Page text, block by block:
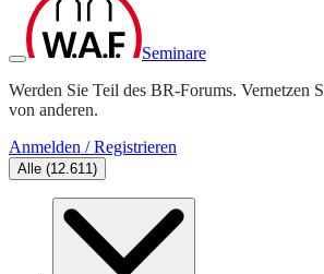
Seminare
Werden Sie Teil des BR-Forums. Vernetzen
von anderen.
Anmelden / Registrieren
Alle (12.611)